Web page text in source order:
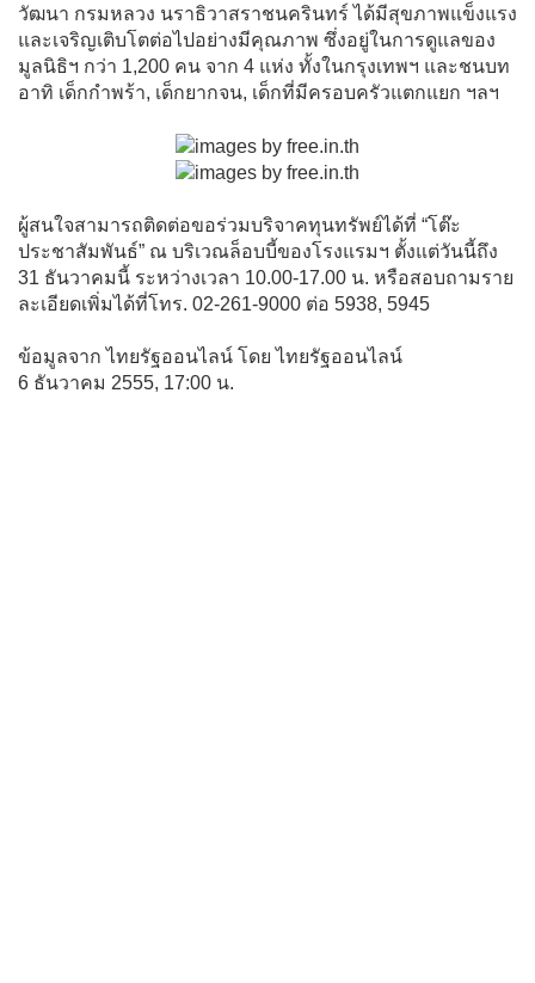
วัฒนา กรมหลวง นราธิวาสราชนครินทร์ ได้มีสุขภาพแข็งแรง
และเจริญเติบโตต่อไปอย่างมีคุณภาพ ซึ่งอยู่ในการดูแลของ
มูลนิธิฯ กว่า 1,200 คน จาก 4 แห่ง ทั้งในกรุงเทพฯ และชนบท
อาทิ เด็กกำพร้า, เด็กยากจน, เด็กที่มีครอบครัวแตกแยก ฯลฯ
ผู้สนใจสามารถติดต่อขอร่วมบริจาคทุนทรัพย์ได้ที่ “โต๊ะ
ประชาสัมพันธ์” ณ บริเวณล็อบบี้ของโรงแรมฯ ตั้งแต่วันนี้ถึง
31 ธันวาคมนี้ ระหว่างเวลา 10.00-17.00 น. หรือสอบถามราย
ละเอียดเพิ่มได้ที่โทร. 02-261-9000 ต่อ 5938, 5945
ข้อมูลจาก ไทยรัฐออนไลน์ โดย ไทยรัฐออนไลน์
6 ธันวาคม 2555, 17:00 น.